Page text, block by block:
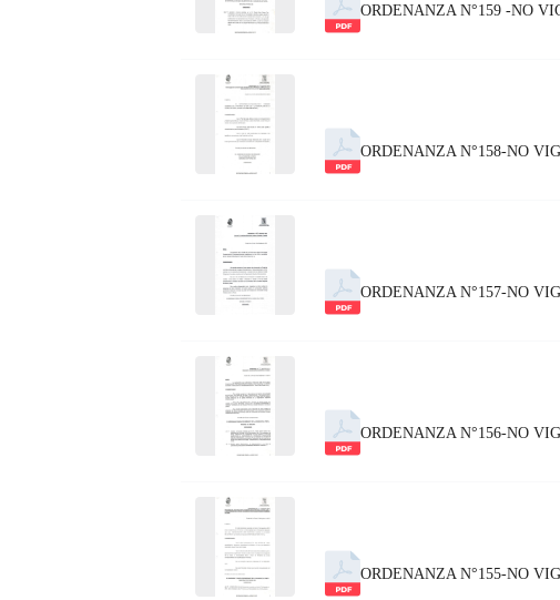
ORDENANZA N°159 -NO
ORDENANZA N°158-NO
ORDENANZA N°157-NO
ORDENANZA N°156-NO
ORDENANZA N°155-NO